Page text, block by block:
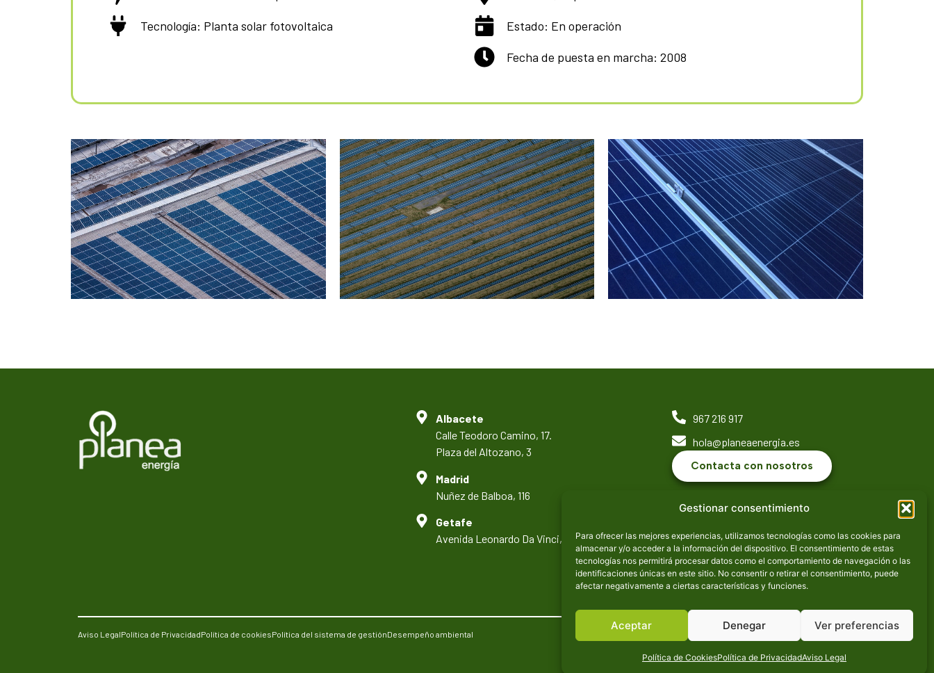
Gestionar consentimiento
Para ofrecer las mejores experiencias, utilizamos tecnologías como las cookies para
almacenar y/o acceder a la información del dispositivo. El consentimiento de estas
tecnologías nos permitirá procesar datos como el comportamiento de navegación o las
identificaciones únicas en este sitio. No consentir o retirar el consentimiento, puede
afectar negativamente a ciertas características y funciones.
Aceptar Denegar Ver preferencias
Política de CookiesPolítica de PrivacidadAviso Legal
Tecnología: Planta solar fotovoltaica Estado: En operación
Fecha de puesta en marcha: 2008
Albacete
Calle Teodoro Camino, 17.
Plaza del Altozano, 3
Madrid
Nuñez de Balboa, 116
Getafe
Avenida Leonardo Da Vinci, 8
967 216 917
hola@planeaenergia.es
Contacta con nosotros
Aviso LegalPolítica de PrivacidadPolítica de cookiesPolítica del sistema de gestiónDesempeño ambiental